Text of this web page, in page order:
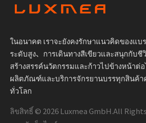
ในอนาคต เราจะยังคงรักษาแนวคิดของแ
ระดับสูง、การเดินทางสีเขียวและสนุกกับ
สร้างสรรค์นวัตกรรมและก้าวไปข้างหน้าต่
ผลิตภัณฑ์และบริการจักรยานบรรทุกสินค้
ทั่วโลก
ลิขสิทธิ์ © 2026Luxmea GmbH.All